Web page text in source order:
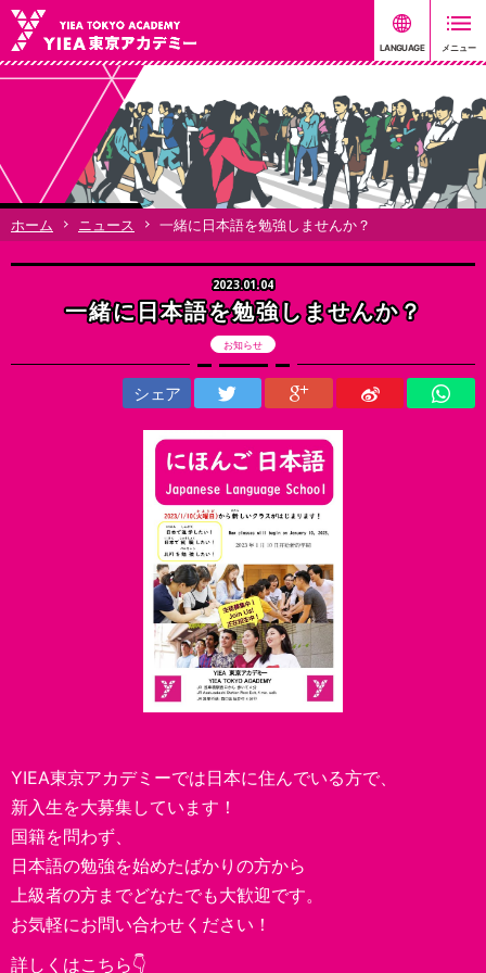
ホーム ニュース 一緒に日本語を勉強しませんか？
2023.01.04
一緒に日本語を勉強しませんか？
お知らせ
シェア
YIEA東京アカデミーでは日本に住んでいる方で、
新入生を大募集しています！
国籍を問わず、
日本語の勉強を始めたばかりの方から
上級者の方までどなたでも大歓迎です。
お気軽にお問い合わせください！
詳しくはこちら👇